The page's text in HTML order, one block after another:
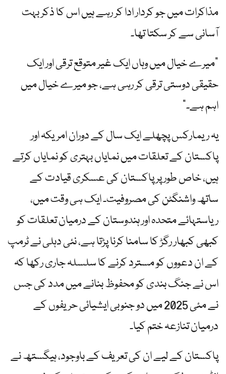
مذاکرات میں جو کردار ادا کر رہے ہیں اس کا ذکر بہت
آسانی سے کر سکتا تھا۔
"میرے خیال میں وہاں ایک غیر متوقع ترقی اور ایک
حقیقی دوستی ترقی کر رہی ہے، جو میرے خیال میں
اہم ہے۔”
یہ ریمارکس پچھلے ایک سال کے دوران امریکہ اور
پاکستان کے تعلقات میں نمایاں بہتری کو نمایاں کرتے
ہیں، خاص طور پر پاکستان کی عسکری قیادت کے
ساتھ واشنگٹن کی مصروفیت۔ ایک ہی وقت میں،
ریاستہائے متحدہ اور ہندوستان کے درمیان تعلقات کو
کبھی کبھار رگڑ کا سامنا کرنا پڑتا ہے، نئی دہلی نے ٹرمپ
کے ان دعووں کو مسترد کرنے کا سلسلہ جاری رکھا کہ
اس نے جنگ بندی کو محفوظ بنانے میں مدد کی جس
نے مئی 2025 میں دو جنوبی ایشیائی حریفوں کے
درمیان تنازعہ ختم کیا۔
پاکستان کے لیے ان کی تعریف کے باوجود، ہیگستھ نے